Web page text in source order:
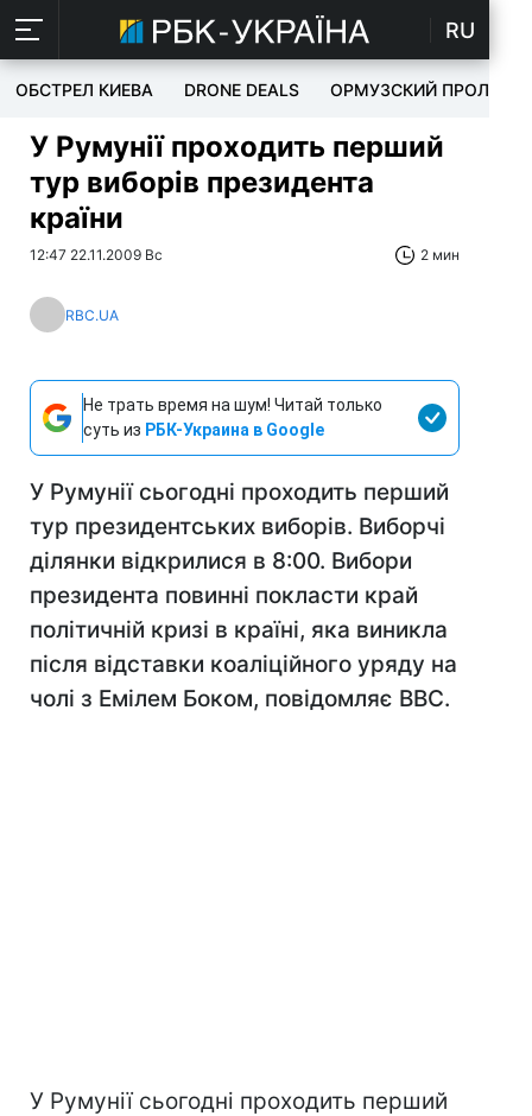
RU
ОБСТРЕЛ КИЕВА DRONE DEALS ОРМУЗСКИЙ ПРОЛИВ
У Румунії проходить перший
тур виборів президента
країни
12:47 22.11.2009 Вс 2 мин
RBC.UA
Не трать время на шум! Читай только
суть из РБК-Украина в Google
У Румунії сьогодні проходить перший
тур президентських виборів. Виборчі
ділянки відкрилися в 8:00. Вибори
президента повинні покласти край
політичній кризі в країні, яка виникла
після відставки коаліційного уряду на
чолі з Емілем Боком, повідомляє BBC.
У Румунії сьогодні проходить перший